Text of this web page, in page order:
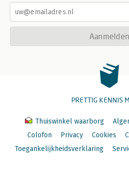
Aanmelden
PRETTIG KENNIS
Thuiswinkel waarborg
Colofon
Privacy Cookies
Toegankelijkheidsverklaring